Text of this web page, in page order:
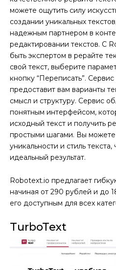
можете ощутить силу
создании уникальных
надежным партнером в
редактировании текстов. С
быть экспертом в рерайте
свой текст, выберите
кнопку “Переписать”.
предоставит вам варианты
смысл и структуру. Сервис
понятным интерфейсом,
исходный текст и получить
простыми шагами. Вы можете
уникальности и стиль
идеальный результат.
Robotext.io предлагает
начиная от 290 рублей и до
его доступным для всех
TurboText